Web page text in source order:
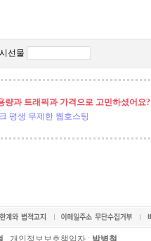
선물
량과 트래픽과 가격으로 고민하셨어요?
평생 무제한 웹호스팅
개인정보보호책임자 : 박병철